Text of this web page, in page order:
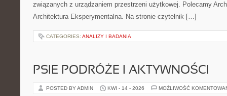
związanych z urządzaniem przestrzeni użytkowej. Polecamy
Architektura Eksperymentalna. Na stronie czytelnik […]
CATEGORIES: ANALIZY I BADANIA
PSIE PODRÓŻE I AKTYWNOŚCI
POSTED BY ADMIN KWI - 14 - 2026 MOŻLIWOŚĆ